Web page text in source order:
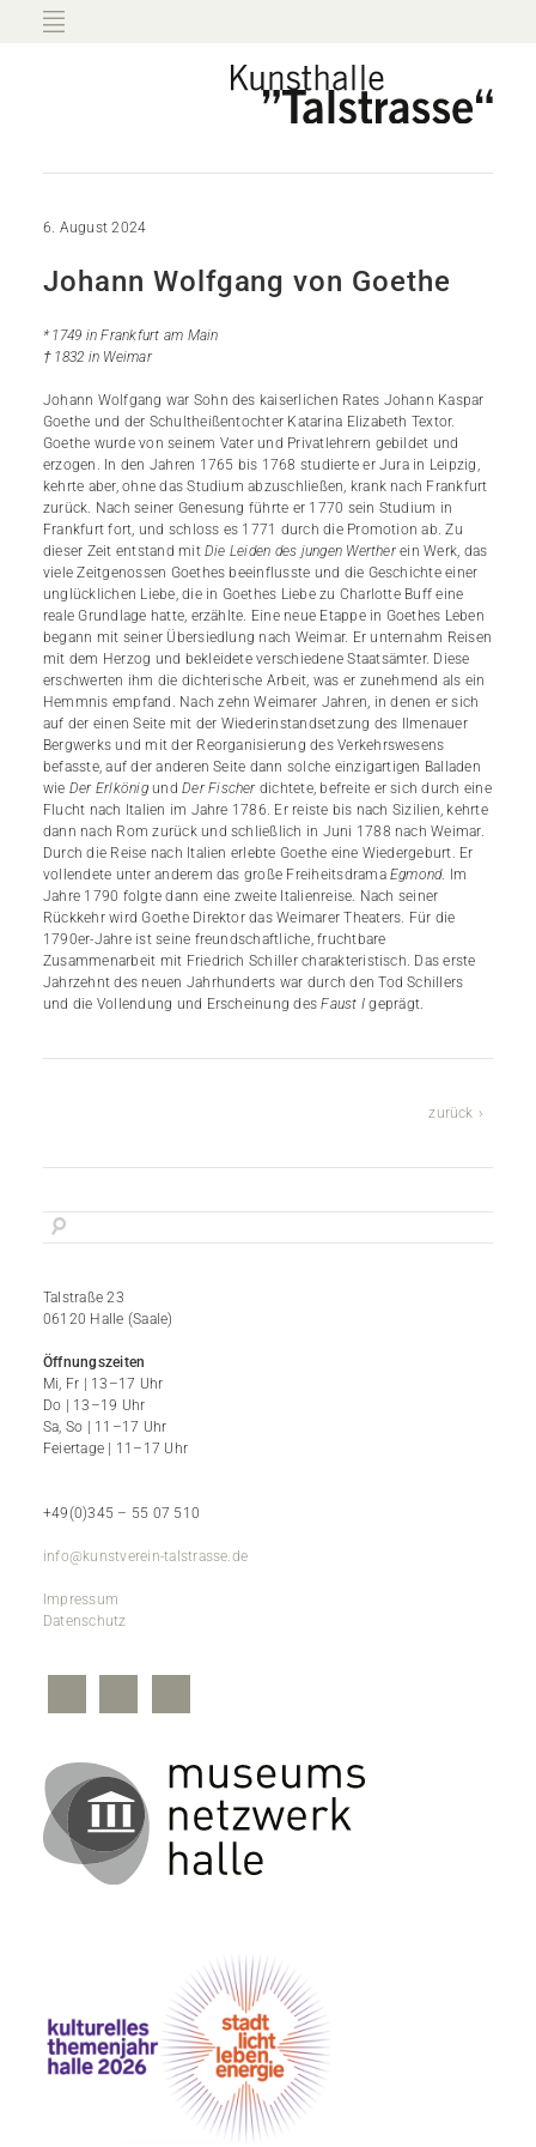
6. August 2024
Johann Wolfgang von Goethe
* 1749 in Frankfurt am Main
† 1832 in Weimar
Johann Wolfgang war Sohn des kaiserlichen Rates Johann Kaspar
Goethe und der Schultheißentochter Katarina Elizabeth Textor.
Goethe wurde von seinem Vater und Privatlehrern gebildet und
erzogen. In den Jahren 1765 bis 1768 studierte er Jura in Leipzig,
kehrte aber, ohne das Studium abzuschließen, krank nach Frankfurt
zurück. Nach seiner Genesung führte er 1770 sein Studium in
Frankfurt fort, und schloss es 1771 durch die Promotion ab. Zu
dieser Zeit entstand mit Die Leiden des jungen Wertherein Werk, das
viele Zeitgenossen Goethes beeinflusste und die Geschichte einer
unglücklichen Liebe, die in Goethes Liebe zu Charlotte Buff eine
reale Grundlage hatte, erzählte. Eine neue Etappe in Goethes Leben
begann mit seiner Übersiedlung nach Weimar. Er unternahm Reisen
mit dem Herzog und bekleidete verschiedene Staatsämter. Diese
erschwerten ihm die dichterische Arbeit, was er zunehmend als ein
Hemmnis empfand. Nach zehn Weimarer Jahren, in denen er sich
auf der einen Seite mit der Wiederinstandsetzung des Ilmenauer
Bergwerks und mit der Reorganisierung des Verkehrswesens
befasste, auf der anderen Seite dann solche einzigartigen Balladen
wie Der ErlkönigundDer Fischerdichtete, befreite er sich durch eine
Flucht nach Italien im Jahre 1786. Er reiste bis nach Sizilien, kehrte
dann nach Rom zurück und schließlich in Juni 1788 nach Weimar.
Durch die Reise nach Italien erlebte Goethe eine Wiedergeburt. Er
vollendete unter anderem das große FreiheitsdramaEgmond. Im
Jahre 1790 folgte dann eine zweite Italienreise. Nach seiner
Rückkehr wird Goethe Direktor das Weimarer Theaters. Für die
1790er-Jahre ist seine freundschaftliche, fruchtbare
Zusammenarbeit mit Friedrich Schiller charakteristisch. Das erste
Jahrzehnt des neuen Jahrhunderts war durch den Tod Schillers
und die Vollendung und Erscheinung desFaust I geprägt.
zurück
Talstraße 23
06120 Halle (Saale)
Öffnungszeiten
Mi, Fr | 13–17 Uhr
Do | 13–19 Uhr
Sa, So | 11–17 Uhr
Feiertage | 11–17 Uhr
+49(0)345 – 55 07 510
info@kunstverein-talstrasse.de
Impressum
Datenschutz